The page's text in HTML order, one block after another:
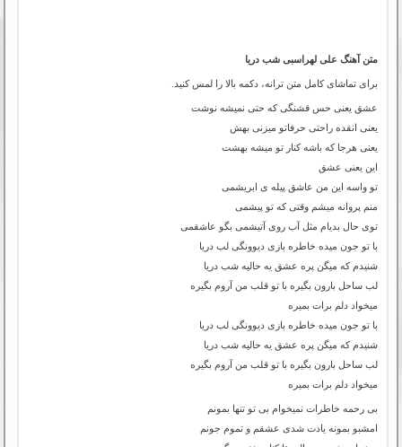
متن آهنگ علی لهراسبی شب دریا
برای تماشای کامل متن ترانه، دکمه بالا را لمس کنید.
عشق یعنی حس قشنگی که حتی نمیشه نوشت
یعنی انقده راحتی حرفاتو میزنی بهش
یعنی هرجا که باشه کنار تو میشه بهشت
این یعنی عشق
تو واسه این من عاشق پیله ی ابریشمی
منم پروانه میشم وقتی که تو پیشمی
توی حال بدیام مثل آب روی آتیشمی بگو عاشقمی
با تو جون میده خاطره بازی دیوونگی لب دریا
شنیدم که میگن پره عشق یه حالیه شب دریا
لب ساحل بارون بگیره با تو قلب من آروم بگیره
میخواد دلم برات بمیره
با تو جون میده خاطره بازی دیوونگی لب دریا
شنیدم که میگن پره عشق یه حالیه شب دریا
لب ساحل بارون بگیره با تو قلب من آروم بگیره
میخواد دلم برات بمیره
بی رحمه خاطرات نمیخوام بی تو تنها بمونم
امشبو بمونه یادت شدی عشقم و تموم جونم